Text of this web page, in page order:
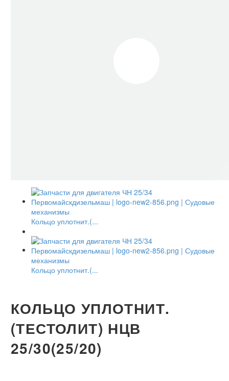
Кольцо уплотнит.(...
Кольцо уплотнит.(...
КОЛЬЦО УПЛОТНИТ.
(ТЕСТОЛИТ) НЦВ
25/30(25/20)